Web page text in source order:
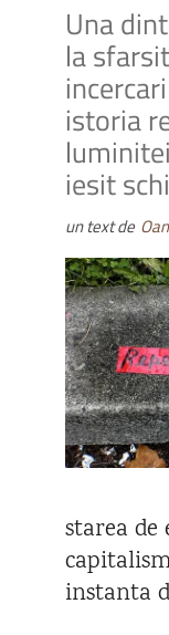
Una
la
istoria
iesit
un text de
starea
instanta